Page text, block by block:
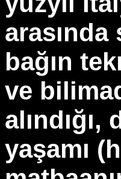
bağın
ve
yaşamı